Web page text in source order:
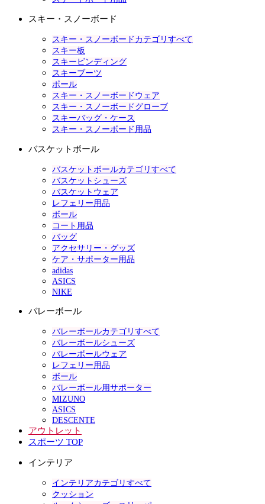
スキー・スノーボード
スキー・スノーボードカテゴリすべて
スキー板
スキービンディング
スキーブーツ
ポール
スキー・スノーボードウェア
スキー・スノーボードグローブ
スキーバッグ・ケース
スキー・スノーボード用品
バスケットボール
バスケットボールカテゴリすべて
バスケットシューズ
バスケットウェア
レフェリー用品
ボール
コート用品
バッグ
アクセサリー・グッズ
ケア・サポーター用品
adidas
ASICS
NIKE
バレーボール
バレーボールカテゴリすべて
バレーボールシューズ
バレーボールウェア
レフェリー用品
ボール
バレーボール用サポーター
MIZUNO
ASICS
DESCENTE
アウトレット
スポーツ TOP
インテリア
インテリアカテゴリすべて
クッション